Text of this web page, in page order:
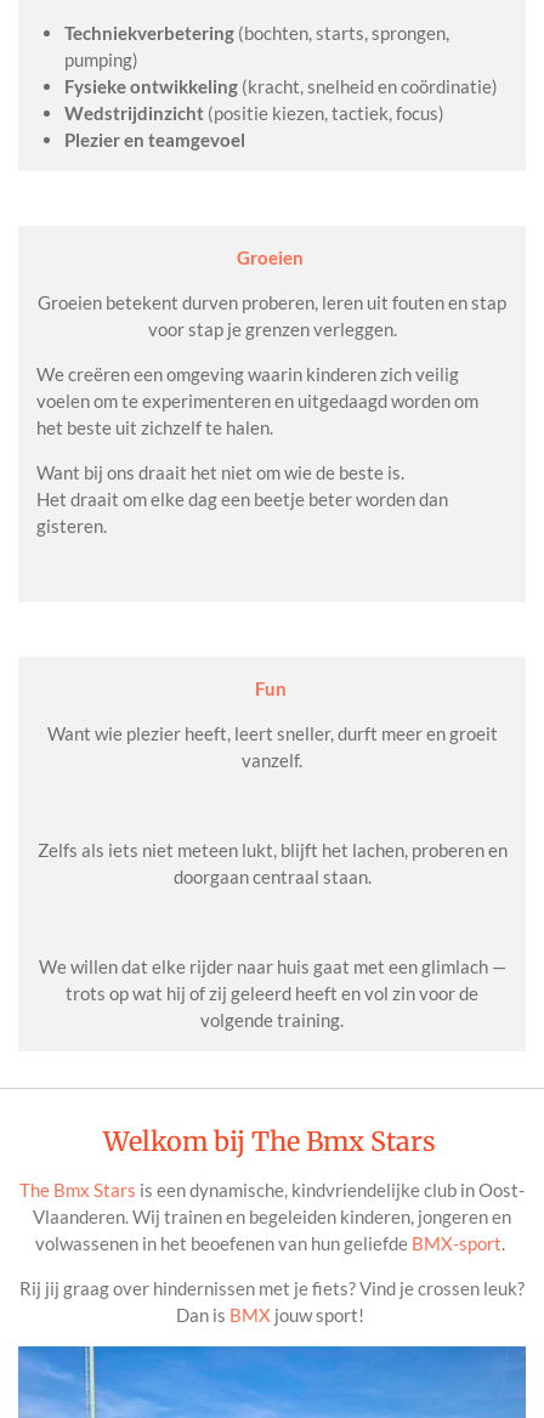
Techniekverbetering(bochten, starts, sprongen,
pumping)
Fysieke ontwikkeling(kracht, snelheid en coördinatie)
Wedstrijdinzicht(positie kiezen, tactiek, focus)
Plezier en teamgevoel
Groeien
Groeien betekent durven proberen, leren uit fouten en stap
voor stap je grenzen verleggen.
We creëren een omgeving waarin kinderen zich veilig
voelen om te experimenteren en uitgedaagd worden om
het beste uit zichzelf te halen.
Want bij ons draait het niet om wie de beste is.
Het draait om elke dag een beetje beter worden dan
gisteren.
Fun
Want wie plezier heeft, leert sneller, durft meer en groeit
vanzelf.
Zelfs als iets niet meteen lukt, blijft het lachen, proberen en
doorgaan centraal staan.
We willen dat elke rijder naar huis gaat met een glimlach —
trots op wat hij of zij geleerd heeft en vol zin voor de
volgende training.
Welkom bij The Bmx Stars
The Bmx Stars is een dynamische, kindvriendelijke club in Oost-
Vlaanderen. Wij trainen en begeleiden kinderen, jongeren en
volwassenen in het beoefenen van hun geliefde BMX-sport.
Rij jij graag over hindernissen met je fiets? Vind je crossen leuk?
Dan is BMX jouw sport!